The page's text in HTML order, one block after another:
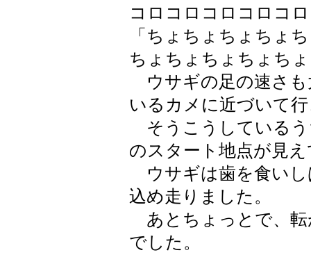
コロコロコロコロコ
「ちょちょちょちょ
ちょちょちょちょち
ウサギの足の速さも
いるカメに近づいて
そうこうしているう
のスタート地点が見
ウサギは歯を食いし
込め走りました。
あとちょっとで、転
でした。